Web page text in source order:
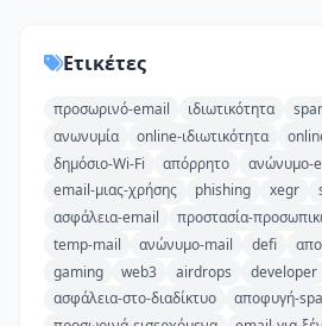
Ετικέτες
προσωρινό-email ιδιωτικότητα
ανωνυμία
online-ιδιωτικότητα
δημόσιο-Wi-Fi
απόρρητο ανώνυμο-
email-μιας-χρήσης
phishing xegr
ασφάλεια-email
προστασία-
temp-mail
ανώνυμο-mail defi
gaming
web3 airdrops
developer
ασφάλεια-στο-διαδίκτυο
αποφυγή-